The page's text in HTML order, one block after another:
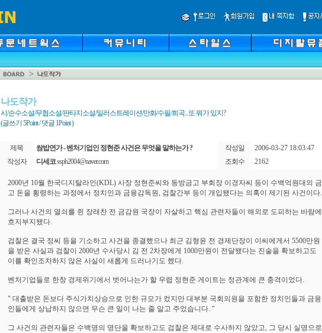
나도작가
시/순수소설/무협소설/판타지소설/일러스트레이션/만화/수필/희곡...또 뭐가 있지?
(글쓰기 5Point / 댓글 1Point )
제목 쌈밥연가 - 벤처기업인 정현준 사건은 무엇을 말하는가 ? 작성일
2006-03-27 18:03:47
작성자
디세코ssph2004@naver.com 조회수 2162
2000년 10월 한국디지탈라인(KDL) 사장 정현준씨와 동방금고 부회장 이경자씨 등이 수백억원대의 금
고 돈을 횡령하는 과정에서 정치인과 금융감독원, 검찰간부 등이 개입됐다는 의혹이 제기된 사건이다.
그러나 사건의 열쇠를 쥔 장래찬 전 금감원 국장이 자살하고 핵심 관련자들이 해외로 도피하는 바람에
흐지부지됐다.
검찰은 결국 정씨 등을 기소하고 사건을 종결했으나 최근 김형윤 전 경제단장이 이씨에게서 5500만원
을 받은 사실과 검찰이 2000년 수사당시 김 전 2차장에게 1000만원이 전달됐다는 진술을 확보하고도
이를 확인조차하지 않은 사실이 새롭게 드러나기도 했다.
벤처기업들로 한창 경제위기에서 벗어나는가 할 무렵 정현준 게이트는 정관계에 큰 충격이었다.
" 대출받은 돈보다 주식가치상승으로 인한 규모가 컸지만 대부분 국회의원을 포함한 정치인들과 금융
인들에게 상납하지 않으면 무슨 큰 일이 나는 줄 알고 주었습니다. "
그 사건의 관련자들은 수백명의 명단을 확보하고도 검찰은 제대로 수사하지 않았고, 그 당시 실명으로